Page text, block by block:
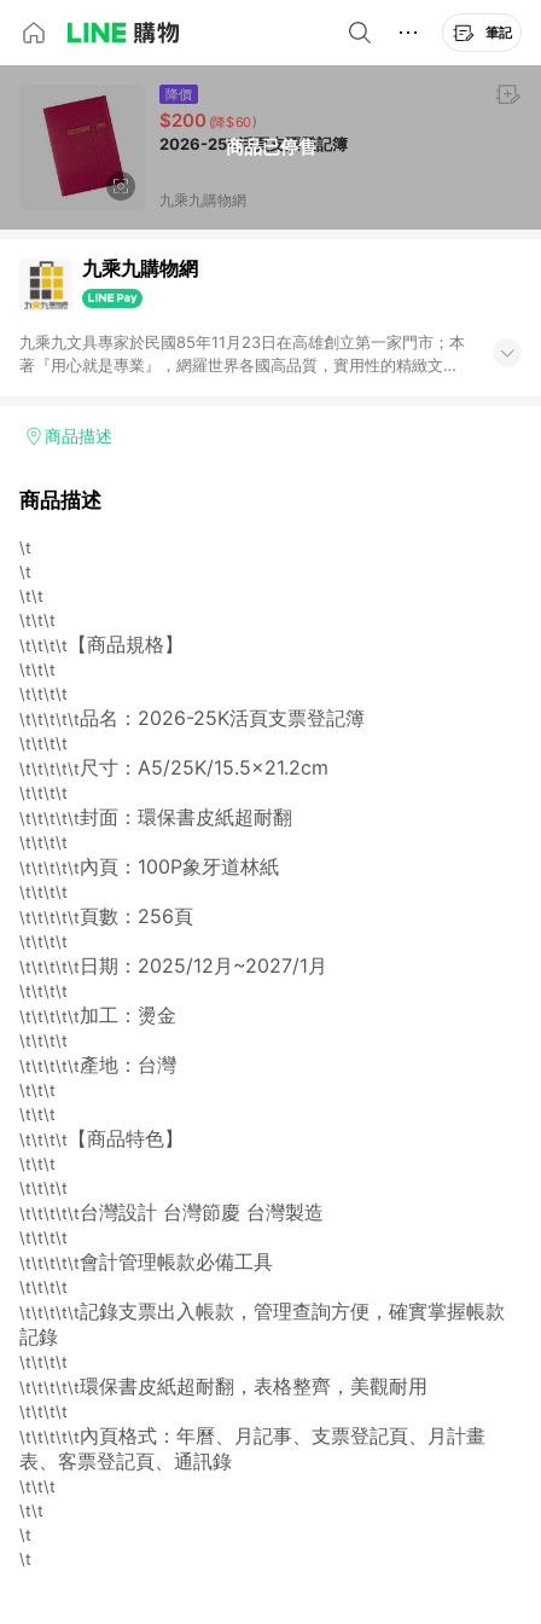
筆記
商品已停售
降價
$200 (降$60)
2026-25K活頁支票登記簿
九乘九購物網
九乘九購物網
九乘九文具專家於民國85年11月23日在高雄創立第一家門市；本
著『用心就是專業』，網羅世界各國高品質，實用性的精緻文具
非店舖通路及整合虛實行銷為目標，並以完整的物流倉儲系統，
才享有回饋，點數將於廠商出貨後 30 天前後發送。 (2) 門市訂
導購資格。 (3) 使用九乘九APP下單，將無法獲得點數回饋。
商品描述
商品描述
\t
\t
\t\t
\t\t\t
\t\t\t\t
【商品規格】
\t\t\t
\t\t\t\t
\t\t\t\t\t品名：2026-25K活頁支票登記簿
\t\t\t\t
\t\t\t\t\t尺寸：A5/25K/15.5x21.2cm
\t\t\t\t
\t\t\t\t\t封面：環保書皮紙超耐翻
\t\t\t\t
\t\t\t\t\t內頁：100P象牙道林紙
\t\t\t\t
\t\t\t\t\t頁數：256頁
\t\t\t\t
\t\t\t\t\t日期：2025/12月~2027/1月
\t\t\t\t
\t\t\t\t\t加工：燙金
\t\t\t\t
\t\t\t\t\t產地：台灣
\t\t\t
\t\t\t
\t\t\t\t
【商品特色】
\t\t\t
\t\t\t\t
\t\t\t\t\t台灣設計 台灣節慶 台灣製造
\t\t\t\t
\t\t\t\t\t會計管理帳款必備工具
\t\t\t\t
\t\t\t\t\t記錄支票出入帳款，管理查詢方便，確實掌握帳款
記錄
\t\t\t\t
\t\t\t\t\t環保書皮紙超耐翻，表格整齊，美觀耐用
\t\t\t\t
\t\t\t\t\t內頁格式：年曆、月記事、支票登記頁、月計畫
表、客票登記頁、通訊錄
\t\t\t
\t\t
\t
\t